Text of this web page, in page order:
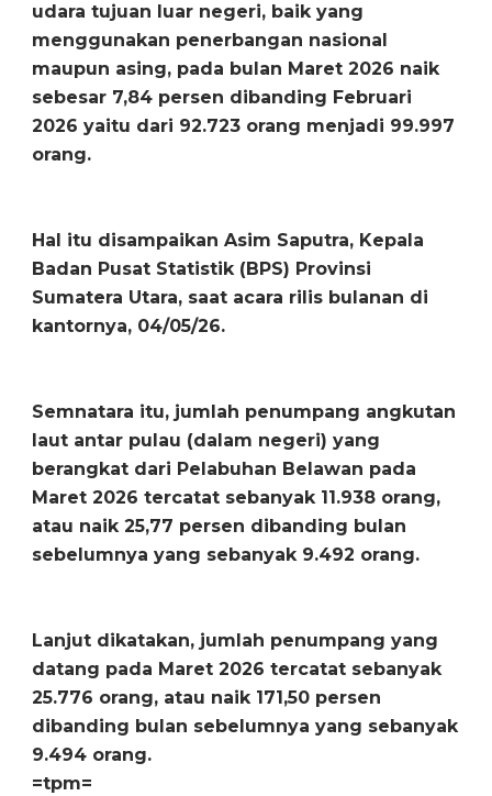
udara tujuan luar negeri, baik yang
menggunakan penerbangan nasional
maupun asing, pada bulan Maret 2026 naik
sebesar 7,84 persen dibanding Februari
2026 yaitu dari 92.723 orang menjadi 99.997
orang.
Hal itu disampaikan Asim Saputra, Kepala
Badan Pusat Statistik (BPS) Provinsi
Sumatera Utara, saat acara rilis bulanan di
kantornya, 04/05/26.
Semnatara itu, jumlah penumpang angkutan
laut antar pulau (dalam negeri) yang
berangkat dari Pelabuhan Belawan pada
Maret 2026 tercatat sebanyak 11.938 orang,
atau naik 25,77 persen dibanding bulan
sebelumnya yang sebanyak 9.492 orang.
Lanjut dikatakan, jumlah penumpang yang
datang pada Maret 2026 tercatat sebanyak
25.776 orang, atau naik 171,50 persen
dibanding bulan sebelumnya yang sebanyak
9.494 orang.
=tpm=